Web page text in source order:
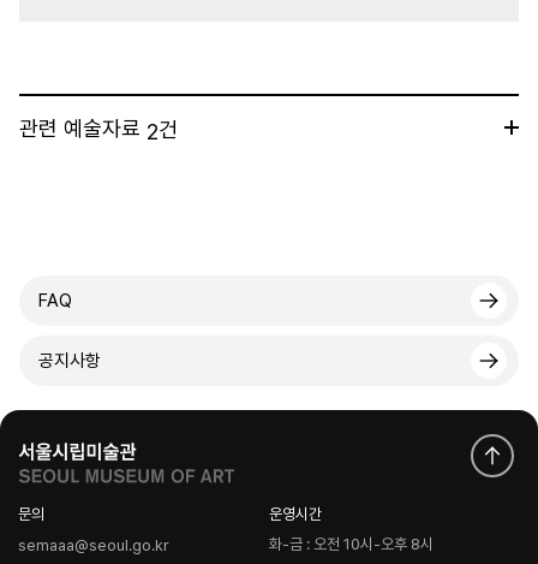
관련 예술자료 2건
FAQ
공지사항
문의
semaaa@seoul.go.kr
운영시간
화-금 : 오전 10시-오후 8시